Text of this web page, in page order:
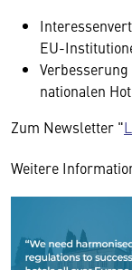
EU-
nationalen
Zum Newsletter "
Weitere